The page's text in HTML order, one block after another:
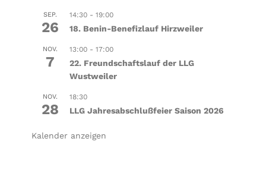
SEP.
26
14:30- 19:00
18. Benin-Benefizlauf Hirzweiler
NOV.
7
13:00- 17:00
22. Freundschaftslauf der LLG
Wustweiler
NOV.
28
18:30
LLG Jahresabschlußfeier Saison 2026
Kalender anzeigen